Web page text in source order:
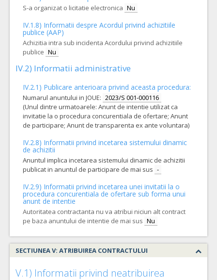
S-a organizat o licitatie electronica Nu
IV.1.8) Informatii despre Acordul privind achizitiile
publice (AAP)
Achizitia intra sub incidenta Acordului privind achizitiile
publice Nu
IV.2) Informatii administrative
IV.2.1) Publicare anterioara privind aceasta procedura:
Numarul anuntului in JOUE: 2023/S 001-000116
(Unul dintre urmatoarele: Anunt de intentie utilizat ca
invitatie la o procedura concurentiala de ofertare; Anunt
de participare; Anunt de transparenta ex ante voluntara)
IV.2.8) Informatii privind incetarea sistemului dinamic
de achizitii
Anuntul implica incetarea sistemului dinamic de achizitii
publicat in anuntul de participare de mai sus -
IV.2.9) Informatii privind incetarea unei invitatii la o
procedura concurentiala de ofertare sub forma unui
anunt de intentie
Autoritatea contractanta nu va atribui niciun alt contract
pe baza anuntului de intentie de mai sus Nu
SECTIUNEA V: ATRIBUIREA CONTRACTULUI
V.1) Informatii privind neatribuirea